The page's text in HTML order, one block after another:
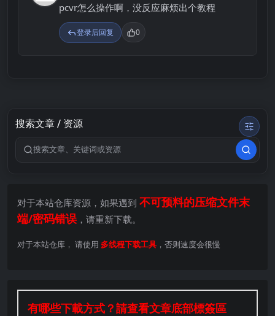
pcvr怎么操作啊，没反应麻烦出个教程
登录后回复 0
搜索文章 / 资源
搜索关键词
对于本站仓库资源，如果遇到 不可预料的压缩文件末
端/密码错误 ，请重新下载。
对于本站仓库， 请使用 多线程下载工具 ，否则速度会很慢
有哪些下載方式？請查看文章底部標簽區